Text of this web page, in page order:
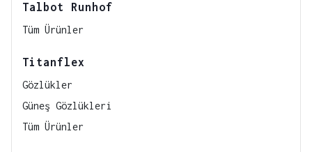
Talbot Runhof
Tüm Ürünler
Titanflex
Gözlükler
Güneş Gözlükleri
Tüm Ürünler